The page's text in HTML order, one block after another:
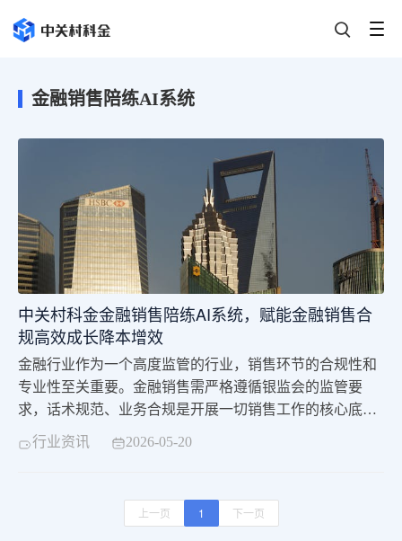
金融销售陪练AI系统
中关村科金金融销售陪练AI系统，赋能金融销售合
规高效成长降本增效
金融行业作为一个高度监管的行业，销售环节的合规性和
专业性至关重要。金融销售需严格遵循银监会的监管要
求，话术规范、业务合规是开展一切销售工作的核心底
线，任何违规的表述、不规范的沟通，都可能给企业带来
严重的监管风险和经济损失。同时，金融产品的复杂性、
是新员工还是老员工，都需要持续练习话术、提升专业素
养，才能更好地服务客户、推进业务。中关村科金金融销
行业资讯 2026-05-20
上一页 1 下一页